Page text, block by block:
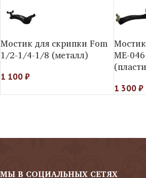
Мостик для скрипки Fom
1/2-1/4-1/8 (металл)
1 100₽
МE-
1 300₽
МЫ В СОЦИАЛЬНЫХ СЕТЯХ